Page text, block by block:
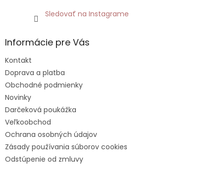
Sledovať na Instagrame
Informácie pre Vás
Kontakt
Doprava a platba
Obchodné podmienky
Novinky
Darčeková poukážka
Veľkoobchod
Ochrana osobných údajov
Zásady používania súborov cookies
Odstúpenie od zmluvy